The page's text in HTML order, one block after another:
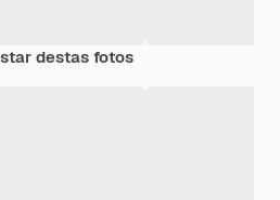
destas fotos